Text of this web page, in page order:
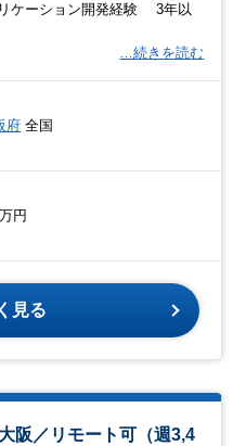
ケーション開発経験 3年以
…続きを読む
府 全国
円
見る
阪／リモート可（週3,4